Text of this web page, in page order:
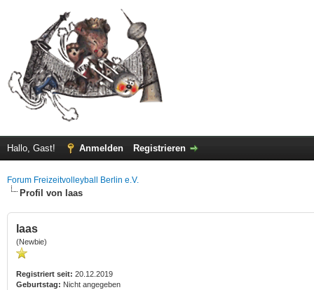
Hallo, Gast! Anmelden Registrieren
Forum Freizeitvolleyball Berlin e.V.
Profil von laas
laas
(Newbie)
Registriert seit: 20.12.2019
Geburtstag: Nicht angegeben